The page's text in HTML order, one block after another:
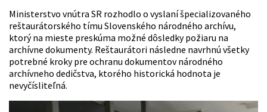
Ministerstvo vnútra SR rozhodlo o vyslaní špecializovaného
reštaurátorského tímu Slovenského národného archívu,
ktorý na mieste preskúma možné dôsledky požiaru na
archívne dokumenty. Reštaurátori následne navrhnú všetky
potrebné kroky pre ochranu dokumentov národného
archívneho dedičstva, ktorého historická hodnota je
nevyčísliteľná.